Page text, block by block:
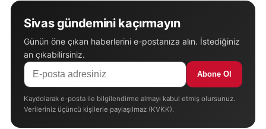
Sivas gündemini kaçırmayın
Günün öne çıkan haberlerini e-postanıza alın. İstediğiniz
an çıkabilirsiniz.
Abone Ol
Kaydolarak e-posta ile bilgilendirme almayı kabul etmiş olursunuz.
Verileriniz üçüncü kişilerle paylaşılmaz (KVKK).